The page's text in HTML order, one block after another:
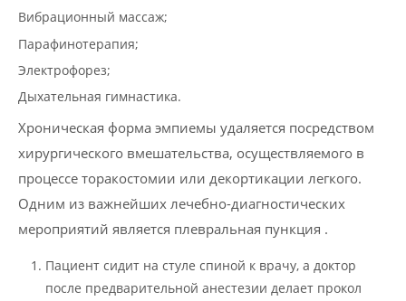
Вибрационный массаж;
Парафинотерапия;
Электрофорез;
Дыхательная гимнастика.
Хроническая форма эмпиемы удаляется посредством
хирургического вмешательства, осуществляемого в
процессе торакостомии или декортикации легкого.
Одним из важнейших лечебно-диагностических
мероприятий является плевральная пункция .
Пациент сидит на стуле спиной к врачу, а доктор
после предварительной анестезии делает прокол